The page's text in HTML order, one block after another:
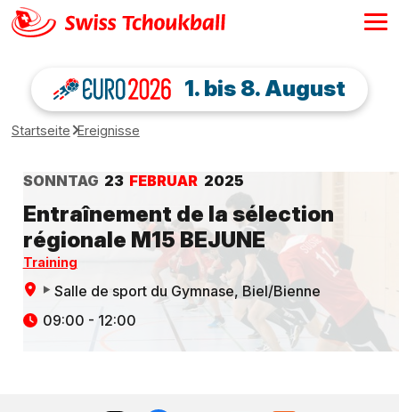
1. bis 8. August
Startseite Ereignisse
SONNTAG 23 FEBRUAR 2025
Entraînement de la sélection
régionale M15 BEJUNE
Training
Salle de sport du Gymnase, Biel/Bienne
09:00 - 12:00